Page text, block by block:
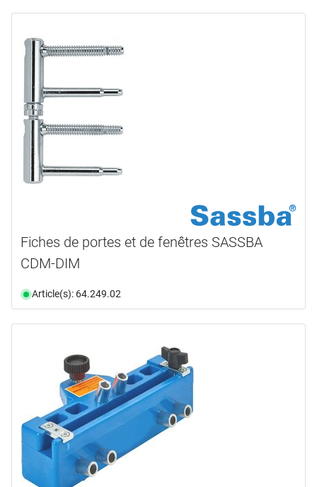
Fiches de portes et de fenêtres SASSBA
CDM-DIM
Article(s): 64.249.02